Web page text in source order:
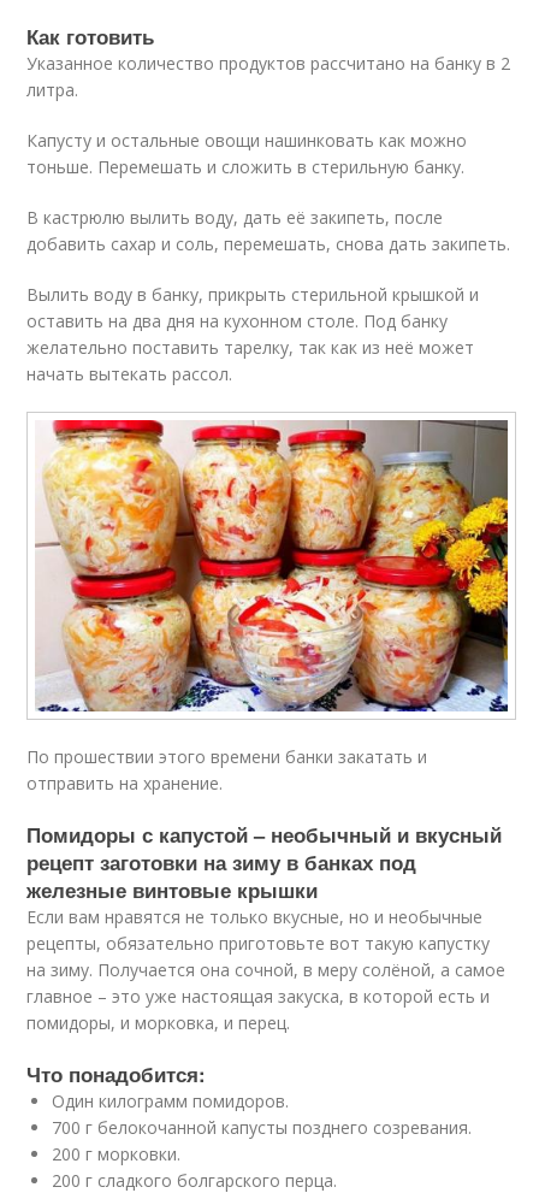
Как готовить
Указанное количество продуктов рассчитано на банку в 2
литра.
Капусту и остальные овощи нашинковать как можно
тоньше. Перемешать и сложить в стерильную банку.
В кастрюлю вылить воду, дать её закипеть, после
добавить сахар и соль, перемешать, снова дать закипеть.
Вылить воду в банку, прикрыть стерильной крышкой и
оставить на два дня на кухонном столе. Под банку
желательно поставить тарелку, так как из неё может
начать вытекать рассол.
По прошествии этого времени банки закатать и
отправить на хранение.
Помидоры с капустой – необычный и вкусный
рецепт заготовки на зиму в банках под
железные винтовые крышки
Если вам нравятся не только вкусные, но и необычные
рецепты, обязательно приготовьте вот такую капустку
на зиму. Получается она сочной, в меру солёной, а самое
главное – это уже настоящая закуска, в которой есть и
помидоры, и морковка, и перец.
Что понадобится:
Один килограмм помидоров.
700 г белокочанной капусты позднего созревания.
200 г морковки.
200 г сладкого болгарского перца.